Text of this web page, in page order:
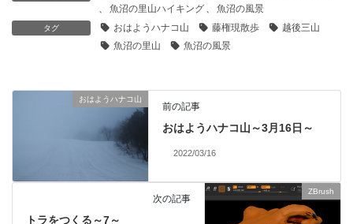
魚沼の里山ハイキング 魚沼の風景
タグ おはようハナコ山 藤権現散歩
越後三山
魚沼の里山
魚沼の風景
おはようハナコ山
前の記事
おはようハナコ山～3月16日～
2022/03/16
ZBrush
次の記事
トラをつくる～7～